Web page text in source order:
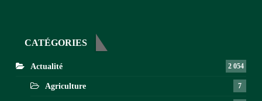
CATÉGORIES
Actualité 2 054
Agriculture 7